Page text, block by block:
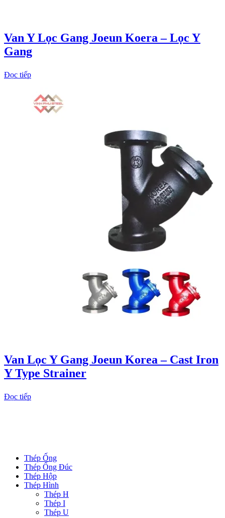
Van Y Lọc Gang Joeun Koera – Lọc Y
Gang
Đọc tiếp
Van Lọc Y Gang Joeun Korea – Cast Iron
Y Type Strainer
Đọc tiếp
Thép Ống
Thép Ống Đúc
Thép Hộp
Thép Hình
Thép H
Thép I
Thép U